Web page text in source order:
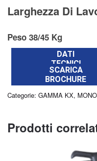
Larghezza Di
Peso 38/45 Kg
DATI
TECNICI
SCARICA
BROCHURE
Categorie: GAMMA KX,
Prodotti